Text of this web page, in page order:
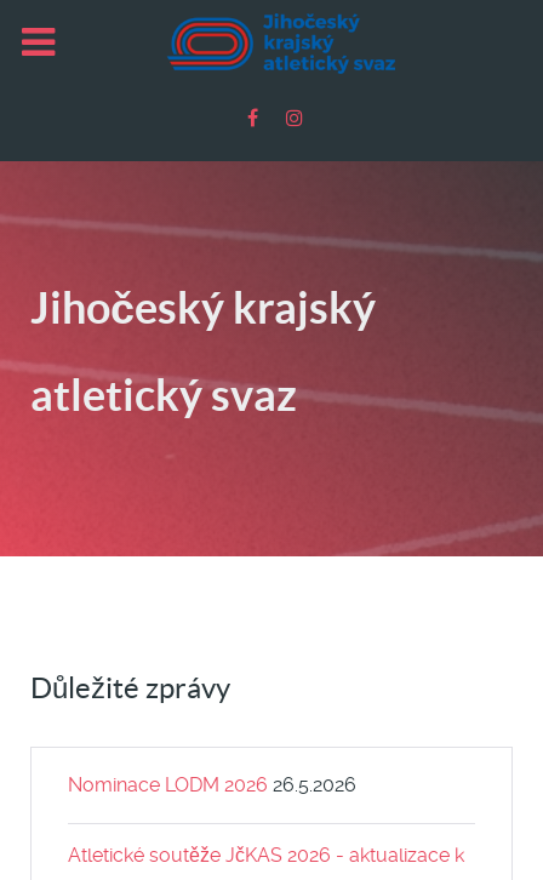
Jihočeský krajský
atletický svaz
Důležité zprávy
Nominace LODM 2026 26.5.2026
Atletické soutěže JčKAS 2026 - aktualizace k